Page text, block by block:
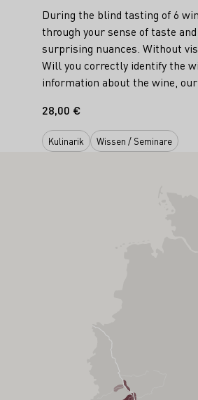
During the blind tasting of 6
through your sense of taste
surprising nuances. Without
Will you correctly identify the
information about the wine,
28,00 €
Kulinarik Wissen / Seminare